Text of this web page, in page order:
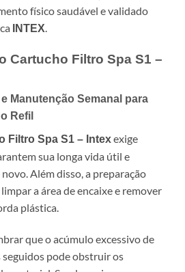
físico saudável e validado
INTEX.
Cartucho Filtro Spa S1 –
Manutenção Semanal para
Refil
Filtro Spa S1 – Intexexige
sua longa vida útil e
Além disso, a preparação
a área de encaixe e remover
plástica.
que o acúmulo excessivo de
pode obstruir os